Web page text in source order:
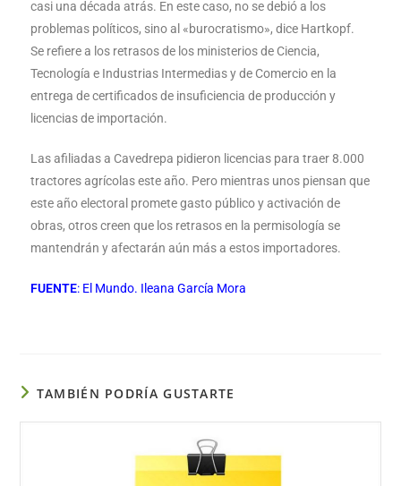
casi una década atrás. En este caso, no se debió a los
problemas políticos, sino al «burocratismo», dice Hartkopf.
Se refiere a los retrasos de los ministerios de Ciencia,
Tecnología e Industrias Intermedias y de Comercio en la
entrega de certificados de insuficiencia de producción y
licencias de importación.
Las afiliadas a Cavedrepa pidieron licencias para traer 8.000
tractores agrícolas este año. Pero mientras unos piensan que
este año electoral promete gasto público y activación de
obras, otros creen que los retrasos en la permisología se
mantendrán y afectarán aún más a estos importadores.
FUENTE: El Mundo. Ileana García Mora
TAMBIÉN PODRÍA GUSTARTE